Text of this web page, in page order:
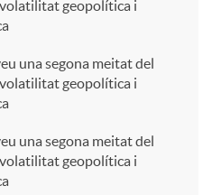
geopolítica i
una segona meitat del
geopolítica i
una segona meitat del
geopolítica i